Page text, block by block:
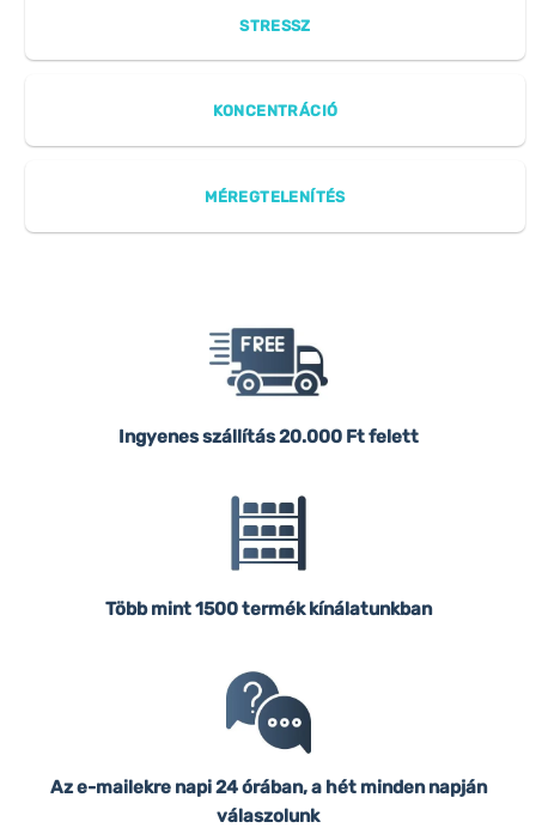
STRESSZ
KONCENTRÁCIÓ
MÉREGTELENÍTÉS
Ingyenes szállítás20.000 Ft felett
Több mint 1500 termék kínálatunkban
Az e-mailekre napi 24 órában, a hét minden napján
válaszolunk